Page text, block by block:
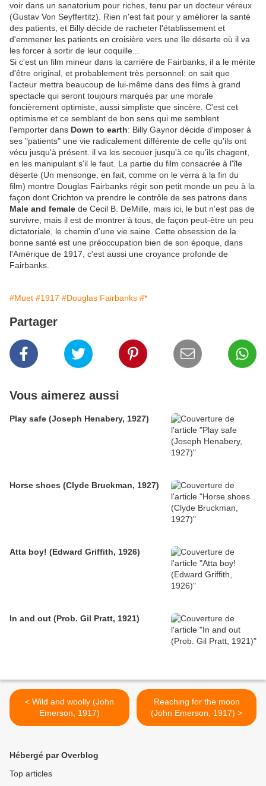
voir dans un sanatorium pour riches, tenu par un docteur véreux
(Gustav Von Seyffertitz). Rien n'est fait pour y améliorer la santé
des patients, et Billy décide de racheter l'établissement et
d'emmener les patients en croisière vers une île déserte où il va
les forcer à sortir de leur coquille...
Si c'est un film mineur dans la carrière de Fairbanks, il a le mérite
d'être original, et probablement très personnel: on sait que
l'acteur mettra beaucoup de lui-même dans des films à grand
spectacle qui seront toujours marqués par une morale
foncièrement optimiste, aussi simpliste que sincère. C'est cet
optimisme et ce semblant de bon sens qui me semblent
l'emporter dans Down to earth: Billy Gaynor décide d'imposer à
ses "patients" une vie radicalement différente de celle qu'ils ont
vécu jusqu'à présent. il va les secouer jusqu'à ce qu'ils chagent,
en les manipulant s'il le faut. La partie du film consacrée à l'île
déserte (Un mensonge, en fait, comme on le verra à la fin du
film) montre Douglas Fairbanks régir son petit monde un peu à la
façon dont Crichton va prendre le contrôle de ses patrons dans
Male and female de Cecil B. DeMille, mais ici, le but n'est pas de
survivre, mais il est de montrer à tous, de façon peut-être un peu
dictatoriale, le chemin d'une vie saine. Cette obsession de la
bonne santé est une préoccupation bien de son époque, dans
l'Amérique de 1917, c'est aussi une croyance profonde de
Fairbanks.
#Muet #1917 #Douglas Fairbanks #*
Partager
Vous aimerez aussi
Play safe (Joseph Henabery, 1927)
Horse shoes (Clyde Bruckman, 1927)
Atta boy! (Edward Griffith, 1926)
In and out (Prob. Gil Pratt, 1921)
< Wild and woolly (John
Emerson, 1917)
Reaching for the moon
(John Emerson, 1917) >
Hébergé par Overblog
Top articles